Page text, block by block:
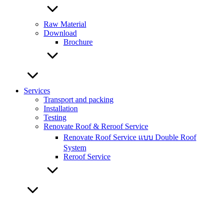
Raw Material
Download
Brochure
Services
Transport and packing
Installation
Testing
Renovate Roof & Reroof Service
Renovate Roof Service แบบ Double Roof
System
Reroof Service